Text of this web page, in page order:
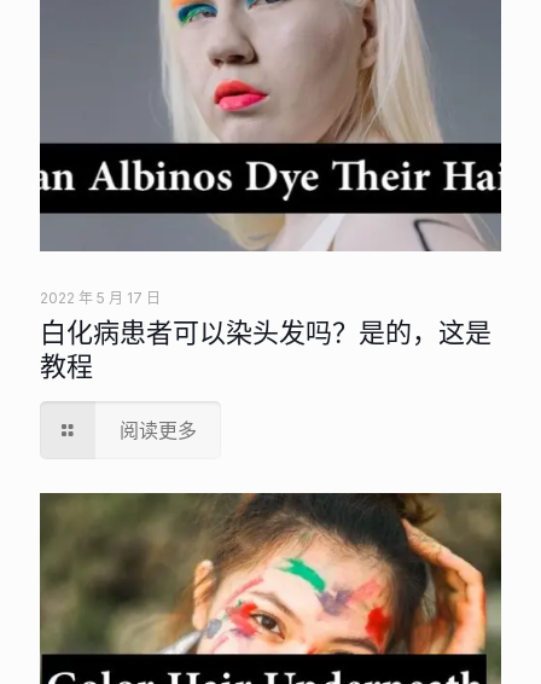
2022 年 5 月 17 日
白化病患者可以染头发吗？是的，这是
教程
阅读更多